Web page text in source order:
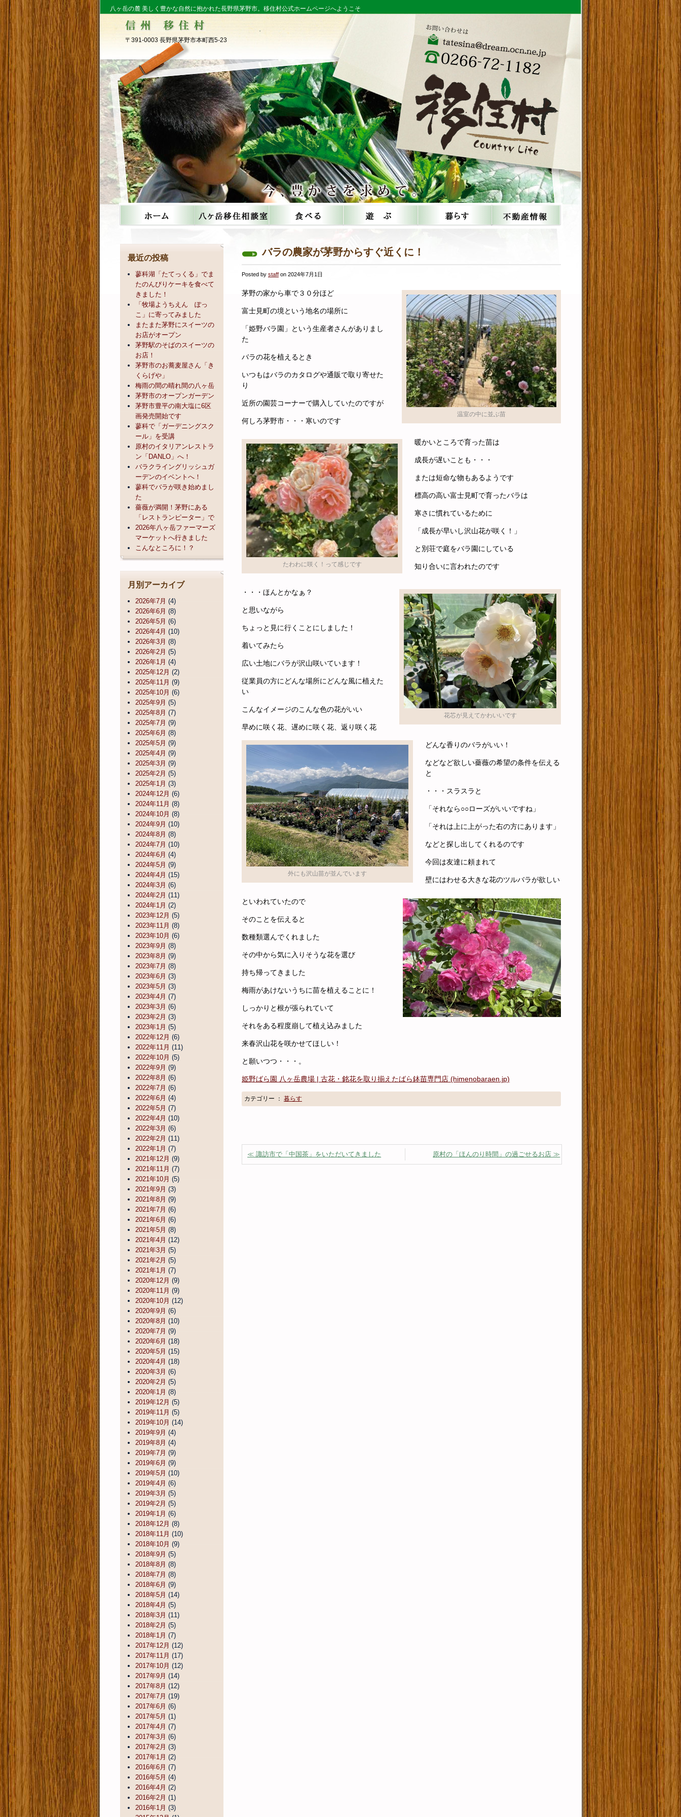
八ヶ岳の麓 美しく豊かな自然に抱かれた長野県茅野市。移住村公式ホームページへようこそ
〒391-0003 長野県茅野市本町西5-23
バラの農家が茅野からすぐ近くに！
Posted by staff on 2024年7月1日
温室の中に並ぶ苗
茅野の家から車で３０分ほど
富士見町の境という地名の場所に
「姫野バラ園」という生産者さんがありまし
た
たわわに咲く！って感じです
バラの花を植えるとき
いつもはバラのカタログや通販で取り寄せた
り
近所の園芸コーナーで購入していたのですが
何しろ茅野市・・・寒いのです
花芯が見えてかわいいです
暖かいところで育った苗は
成長が遅いことも・・・
または短命な物もあるようです
標高の高い富士見町で育ったバラは
寒さに慣れているために
「成長が早いし沢山花が咲く！」
外にも沢山苗が並んでいます
と別荘で庭をバラ園にしている
知り合いに言われたのです
・・・ほんとかなぁ？
と思いながら
ちょっと見に行くことにしました！
着いてみたら
広い土地にバラが沢山咲いています！
従業員の方にどんな場所にどんな風に植えた
い
こんなイメージのこんな色の花がいい
早めに咲く花、遅めに咲く花、返り咲く花
どんな香りのバラがいい！
などなど欲しい薔薇の希望の条件を伝える
と
・・・スラスラと
「それなら○○ローズがいいですね」
「それは上に上がった右の方にあります」
などと探し出してくれるのです
今回は友達に頼まれて
壁にはわせる大きな花のツルバラが欲しい
といわれていたので
そのことを伝えると
数種類選んでくれました
その中から気に入りそうな花を選び
持ち帰ってきました
梅雨があけないうちに苗を植えることに！
しっかりと根が張られていて
それをある程度崩して植え込みました
来春沢山花を咲かせてほしい！
と願いつつ・・・。
姫野ばら園 八ヶ岳農場 | 古花・銘花を取り揃えたばら鉢苗専門店 (himenobaraen.jp)
カテゴリー ： 暮らす
≪ 諏訪市で「中国茶」をいただいてきました 原村の「ほんのり時間」の過ごせるお店 ≫
最近の投稿
蓼科湖「たてっくる」でま
たのんびりケーキを食べて
きました！
「牧場ようちえん ぽっ
こ」に寄ってみました
またまた茅野にスイーツの
お店がオープン
茅野駅のそばのスイーツの
お店！
茅野市のお蕎麦屋さん「き
くらげや」
梅雨の間の晴れ間の八ヶ岳
茅野市のオープンガーデン
茅野市豊平の南大塩に6区
画発売開始です
蓼科で「ガーデニングスク
ール」を受講
原村のイタリアンレストラ
ン「DANLO」へ！
バラクライングリッシュガ
ーデンのイベントへ！
蓼科でバラが咲き始めまし
た
薔薇が満開！茅野にある
「レストランピーター」で
2026年八ヶ岳ファーマーズ
マーケットへ行きました
こんなところに！？
月別アーカイブ
2026年7月 (4)
2026年6月 (8)
2026年5月 (6)
2026年4月 (10)
2026年3月 (8)
2026年2月 (5)
2026年1月 (4)
2025年12月 (2)
2025年11月 (9)
2025年10月 (6)
2025年9月 (5)
2025年8月 (7)
2025年7月 (9)
2025年6月 (8)
2025年5月 (9)
2025年4月 (9)
2025年3月 (9)
2025年2月 (5)
2025年1月 (3)
2024年12月 (6)
2024年11月 (8)
2024年10月 (8)
2024年9月 (10)
2024年8月 (8)
2024年7月 (10)
2024年6月 (4)
2024年5月 (9)
2024年4月 (15)
2024年3月 (6)
2024年2月 (11)
2024年1月 (2)
2023年12月 (5)
2023年11月 (8)
2023年10月 (6)
2023年9月 (8)
2023年8月 (9)
2023年7月 (8)
2023年6月 (3)
2023年5月 (3)
2023年4月 (7)
2023年3月 (6)
2023年2月 (3)
2023年1月 (5)
2022年12月 (6)
2022年11月 (11)
2022年10月 (5)
2022年9月 (9)
2022年8月 (6)
2022年7月 (6)
2022年6月 (4)
2022年5月 (7)
2022年4月 (10)
2022年3月 (6)
2022年2月 (11)
2022年1月 (7)
2021年12月 (9)
2021年11月 (7)
2021年10月 (5)
2021年9月 (3)
2021年8月 (9)
2021年7月 (6)
2021年6月 (6)
2021年5月 (8)
2021年4月 (12)
2021年3月 (5)
2021年2月 (5)
2021年1月 (7)
2020年12月 (9)
2020年11月 (9)
2020年10月 (12)
2020年9月 (6)
2020年8月 (10)
2020年7月 (9)
2020年6月 (18)
2020年5月 (15)
2020年4月 (18)
2020年3月 (6)
2020年2月 (5)
2020年1月 (8)
2019年12月 (5)
2019年11月 (5)
2019年10月 (14)
2019年9月 (4)
2019年8月 (4)
2019年7月 (9)
2019年6月 (9)
2019年5月 (10)
2019年4月 (6)
2019年3月 (5)
2019年2月 (5)
2019年1月 (6)
2018年12月 (8)
2018年11月 (10)
2018年10月 (9)
2018年9月 (5)
2018年8月 (8)
2018年7月 (8)
2018年6月 (9)
2018年5月 (14)
2018年4月 (5)
2018年3月 (11)
2018年2月 (5)
2018年1月 (7)
2017年12月 (12)
2017年11月 (17)
2017年10月 (12)
2017年9月 (14)
2017年8月 (12)
2017年7月 (19)
2017年6月 (6)
2017年5月 (1)
2017年4月 (7)
2017年3月 (6)
2017年2月 (3)
2017年1月 (2)
2016年6月 (7)
2016年5月 (4)
2016年4月 (2)
2016年2月 (1)
2016年1月 (3)